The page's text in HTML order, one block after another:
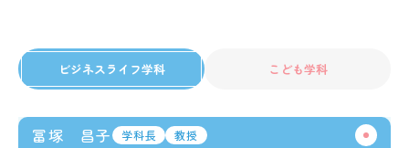
卒業生の方へ
高校の先生方へ
こども学科
ビジネスライフ学科
冨塚 昌子 学科長 教授